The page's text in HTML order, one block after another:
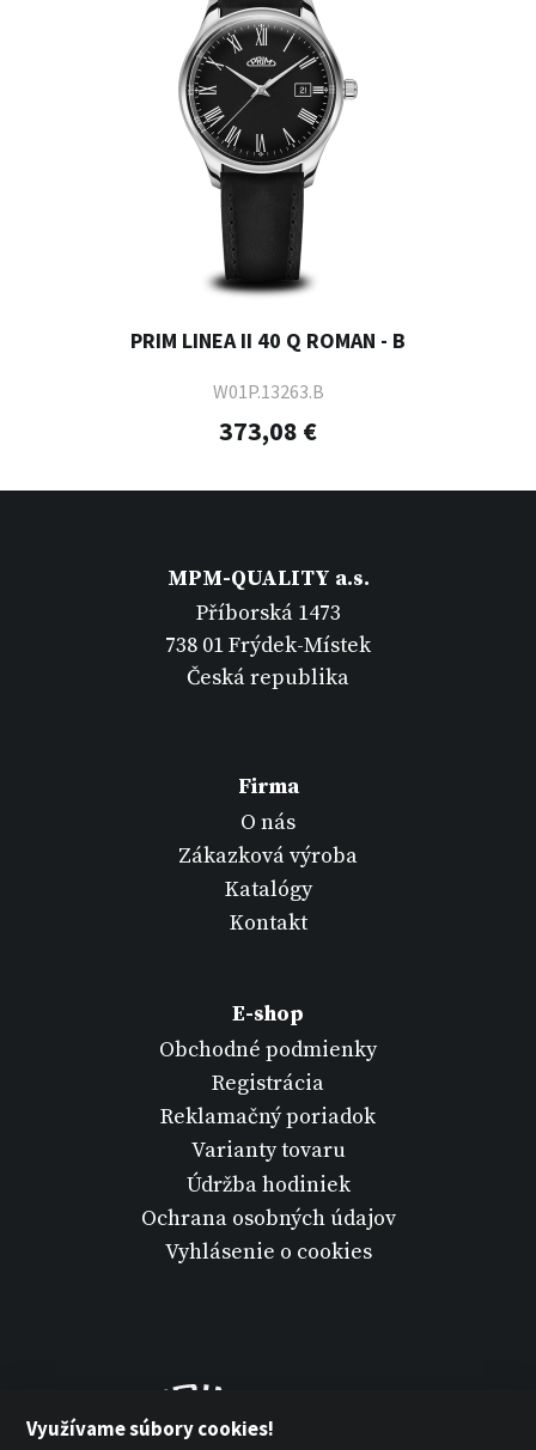
PRIM LINEA II 40 Q ROMAN - B
W01P.13263.B
373,08 €
MPM-QUALITY a.s.
Příborská 1473
738 01 Frýdek-Místek
Česká republika
Firma
O nás
Zákazková výroba
Katalógy
Kontakt
E-shop
Obchodné podmienky
Registrácia
Reklamačný poriadok
Varianty tovaru
Údržba hodiniek
Ochrana osobných údajov
Vyhlásenie o cookies
Využívame súbory cookies!